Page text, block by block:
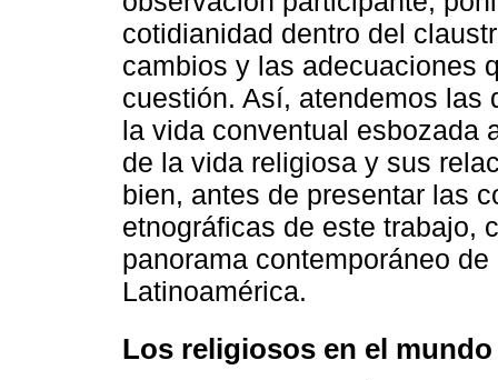
cotidianidad dentro del
cambios y las adecuaciones
cuestión. Así, atendemos
la vida conventual esbozada
de la vida religiosa y sus
bien, antes de presentar las
etnográficas de este trabajo,
panorama contemporáneo
Latinoamérica.
Los religiosos en el